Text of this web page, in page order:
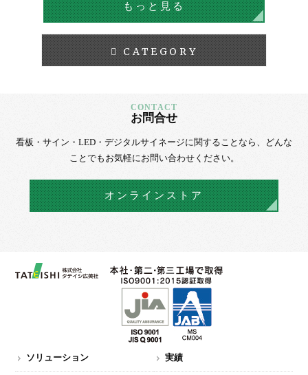
もっと見る
CATEGORY
お問合せ
看板・サイン・LED・デジタルサイネージに関することなら、
どんな
ことでもお気軽にお問い合わせください。
オンラインストア
ソリューション 実績